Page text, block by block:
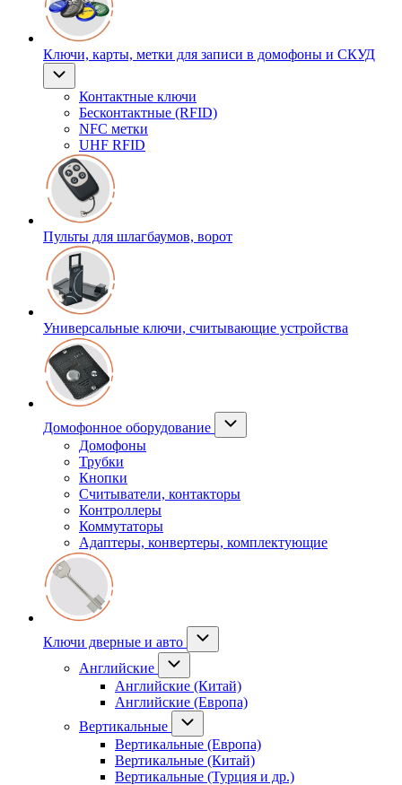
Ключи, карты, метки для записи в домофоны и СКУД
Контактные ключи
Бесконтактные (RFID)
NFC метки
UHF RFID
Пульты для шлагбаумов, ворот
Универсальные ключи, считывающие устройства
Домофонное оборудование
Домофоны
Трубки
Кнопки
Считыватели, контакторы
Контроллеры
Коммутаторы
Адаптеры, конвертеры, комплектующие
Ключи дверные и авто
Английские
Английские (Китай)
Английские (Европа)
Вертикальные
Вертикальные (Европа)
Вертикальные (Китай)
Вертикальные (Турция и др.)